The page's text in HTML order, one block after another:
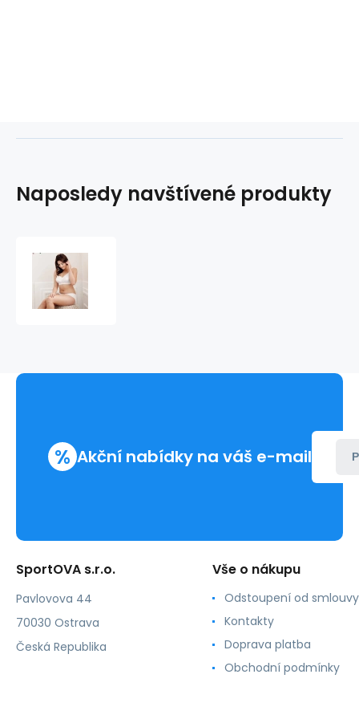
Naposledy navštívené produkty
Anita
% Akční nabídky na váš e-mail
SportOVA s.r.o.
Pavlovova 44
70030 Ostrava
Česká Republika
Vše o nákupu
Odstoupení od smlouvy
Kontakty
Doprava platba
Obchodní podmínky